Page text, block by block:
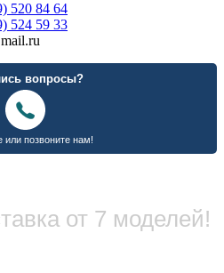
520 84 64
524 59 33
от 7 моделей!